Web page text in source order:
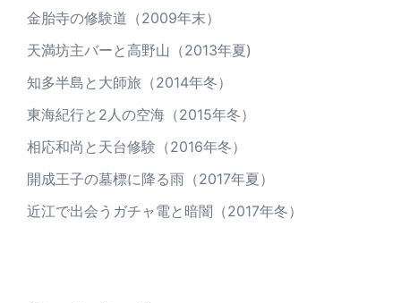
金胎寺の修験道（2009年末）
天満坊主バーと高野山（2013年夏)
知多半島と大師旅（2014年冬）
東海紀行と2人の空海（2015年冬）
相応和尚と天台修験（2016年冬）
開成王子の墓標に降る雨（2017年夏）
近江で出会うガチャ電と暗闇（2017年冬）